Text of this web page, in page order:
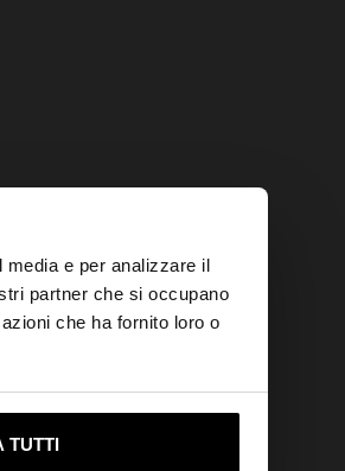
e per analizzare il
partner che si occupano
che ha fornito loro o
TUTTI
×
su United States